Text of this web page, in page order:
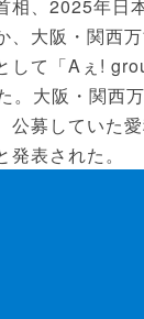
相、2025年日
、大阪・関西
して「Aぇ!
。大阪・関西
公募していた
表された。